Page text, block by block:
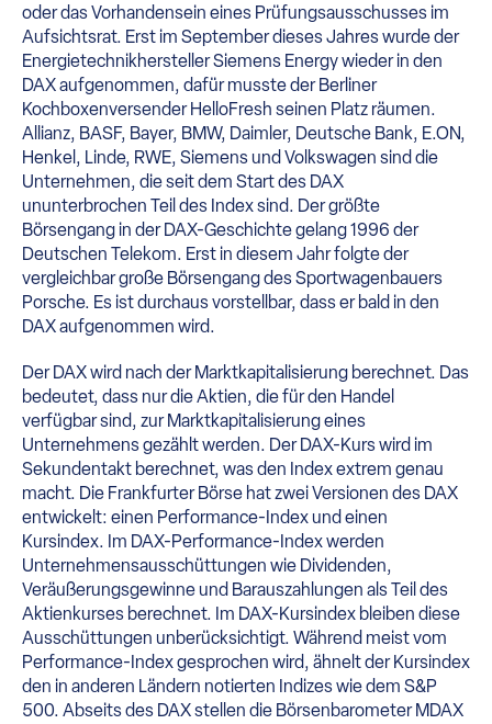
oder das Vorhandensein eines Prüfungsausschusses im
Aufsichtsrat. Erst im September dieses Jahres wurde der
Energietechnikhersteller Siemens Energy wieder in den
DAX aufgenommen, dafür musste der Berliner
Kochboxenversender HelloFresh seinen Platz räumen.
Allianz, BASF, Bayer, BMW, Daimler, Deutsche Bank, E.ON,
Henkel, Linde, RWE, Siemens und Volkswagen sind die
Unternehmen, die seit dem Start des DAX
ununterbrochen Teil des Index sind. Der größte
Börsengang in der DAX-Geschichte gelang 1996 der
Deutschen Telekom. Erst in diesem Jahr folgte der
vergleichbar große Börsengang des Sportwagenbauers
Porsche. Es ist durchaus vorstellbar, dass er bald in den
DAX aufgenommen wird.
Der DAX wird nach der Marktkapitalisierung berechnet. Das
bedeutet, dass nur die Aktien, die für den Handel
verfügbar sind, zur Marktkapitalisierung eines
Unternehmens gezählt werden. Der DAX-Kurs wird im
Sekundentakt berechnet, was den Index extrem genau
macht. Die Frankfurter Börse hat zwei Versionen des DAX
entwickelt: einen Performance-Index und einen
Kursindex. Im DAX-Performance-Index werden
Unternehmensausschüttungen wie Dividenden,
Veräußerungsgewinne und Barauszahlungen als Teil des
Aktienkurses berechnet. Im DAX-Kursindex bleiben diese
Ausschüttungen unberücksichtigt. Während meist vom
Performance-Index gesprochen wird, ähnelt der Kursindex
den in anderen Ländern notierten Indizes wie dem S&P
500. Abseits des DAX stellen die Börsenbarometer MDAX